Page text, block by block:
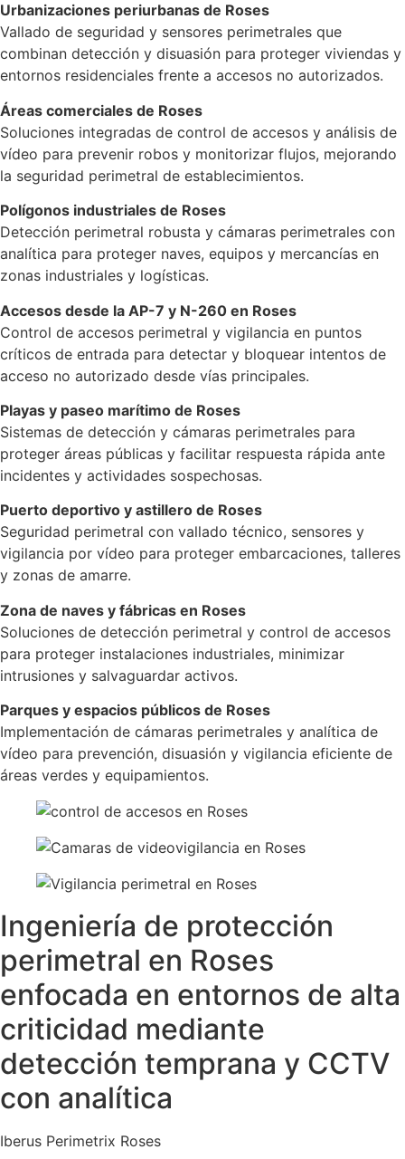
Urbanizaciones periurbanas de Roses
Vallado de seguridad y sensores perimetrales que
combinan detección y disuasión para proteger viviendas y
entornos residenciales frente a accesos no autorizados.
Áreas comerciales de Roses
Soluciones integradas de control de accesos y análisis de
vídeo para prevenir robos y monitorizar flujos, mejorando
la seguridad perimetral de establecimientos.
Polígonos industriales de Roses
Detección perimetral robusta y cámaras perimetrales con
analítica para proteger naves, equipos y mercancías en
zonas industriales y logísticas.
Accesos desde la AP-7 y N-260 en Roses
Control de accesos perimetral y vigilancia en puntos
críticos de entrada para detectar y bloquear intentos de
acceso no autorizado desde vías principales.
Playas y paseo marítimo de Roses
Sistemas de detección y cámaras perimetrales para
proteger áreas públicas y facilitar respuesta rápida ante
incidentes y actividades sospechosas.
Puerto deportivo y astillero de Roses
Seguridad perimetral con vallado técnico, sensores y
vigilancia por vídeo para proteger embarcaciones, talleres
y zonas de amarre.
Zona de naves y fábricas en Roses
Soluciones de detección perimetral y control de accesos
para proteger instalaciones industriales, minimizar
intrusiones y salvaguardar activos.
Parques y espacios públicos de Roses
Implementación de cámaras perimetrales y analítica de
vídeo para prevención, disuasión y vigilancia eficiente de
áreas verdes y equipamientos.
Ingeniería de protección
perimetral en Roses
enfocada en entornos de alta
criticidad mediante
detección temprana y CCTV
con analítica
Iberus Perimetrix Roses